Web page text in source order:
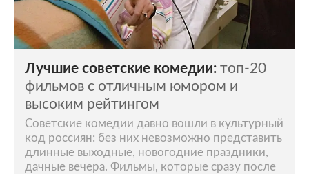
снялась в эпизоде фильма Кирилла
Серебренникова «Лето».
В 2022 году театр «Современник»
отменил
показыспектакля «Первый хлеб», в котором
Лия Ахеджакова исполняла главную роль.
Годом ранее организация «Офицеры
России»обратиласьв Генпрокуратуру с
требованием проверить постановку из-за
«чрезмерного употребления
Лучшие советские комедии: топ-20
фильмов с отличным юмором и
высоким рейтингом
Советские комедии давно вошли в культурный
код россиян: без них невозможно представить
длинные выходные, новогодние праздники,
дачные вечера. Фильмы, которые сразу после